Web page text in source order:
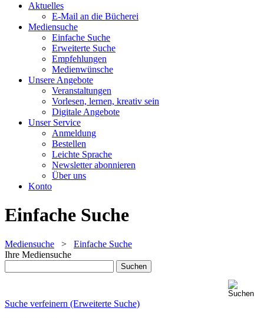
Aktuelles
E-Mail an die Bücherei
Mediensuche
Einfache Suche
Erweiterte Suche
Empfehlungen
Medienwünsche
Unsere Angebote
Veranstaltungen
Vorlesen, lernen, kreativ sein
Digitale Angebote
Unser Service
Anmeldung
Bestellen
Leichte Sprache
Newsletter abonnieren
Über uns
Konto
Einfache Suche
Mediensuche > Einfache Suche
Ihre Mediensuche
Suche verfeinern (Erweiterte Suche)